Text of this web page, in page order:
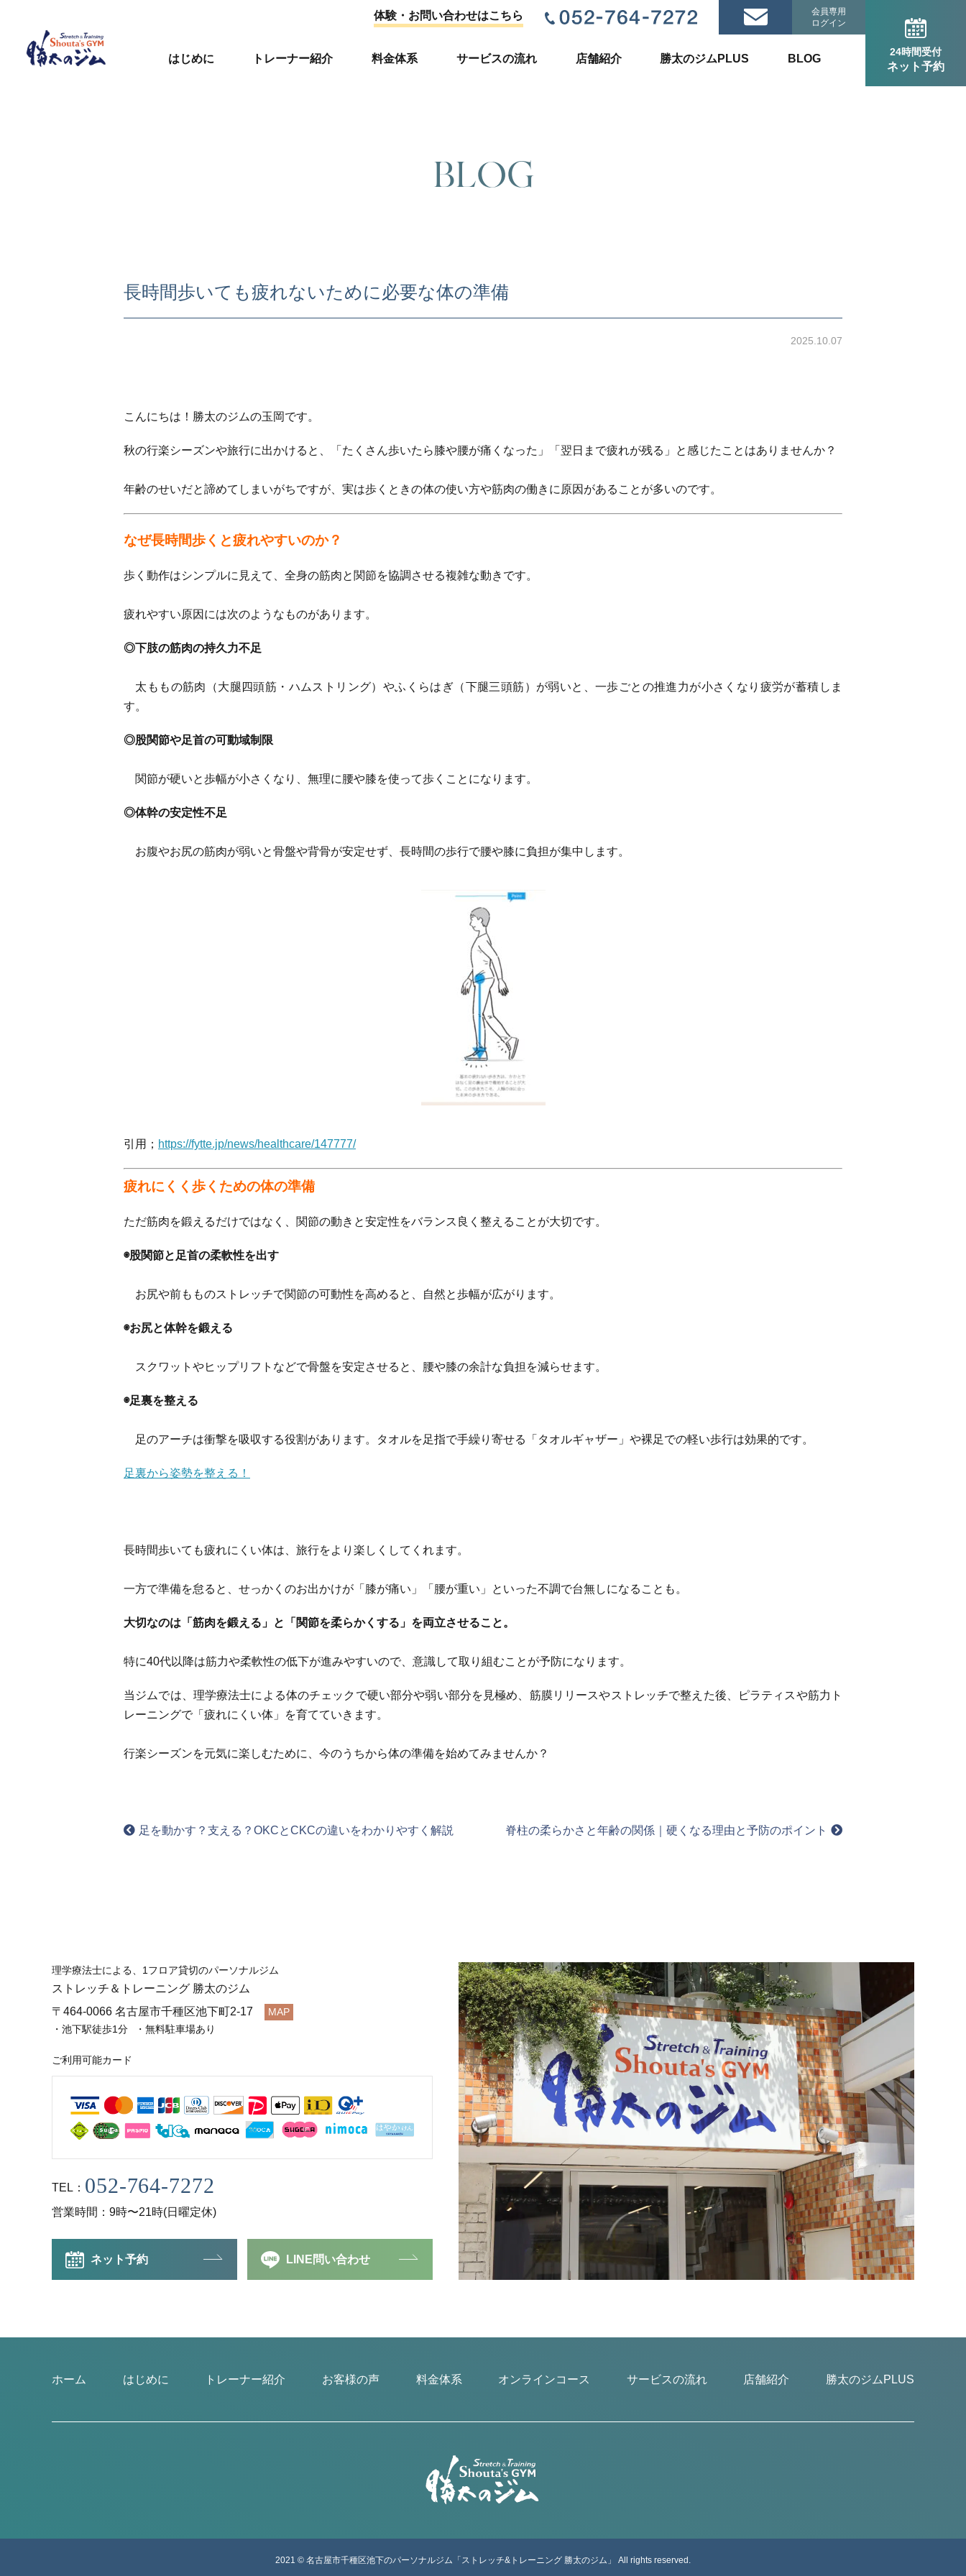
はじめに トレーナー紹介 料金体系 サービスの流れ 店舗紹介 勝太のジムPLUS BLOG
体験・お問い合わせはこちら
会員専用
ログイン
24時間受付
ネット予約
BLOG
長時間歩いても疲れないために必要な体の準備
2025.10.07
こんにちは！勝太のジムの玉岡です。
秋の行楽シーズンや旅行に出かけると、「たくさん歩いたら膝や腰が痛くなった」「翌日まで疲れが残る」と感じたことはありませんか？
年齢のせいだと諦めてしまいがちですが、実は歩くときの体の使い方や筋肉の働きに原因があることが多いのです。
なぜ長時間歩くと疲れやすいのか？
歩く動作はシンプルに見えて、全身の筋肉と関節を協調させる複雑な動きです。
疲れやすい原因には次のようなものがあります。
◎下肢の筋肉の持久力不足
太ももの筋肉（大腿四頭筋・ハムストリング）やふくらはぎ（下腿三頭筋）が弱いと、一歩ごとの推進力が小さくなり疲労が蓄積しま
す。
◎股関節や足首の可動域制限
関節が硬いと歩幅が小さくなり、無理に腰や膝を使って歩くことになります。
◎体幹の安定性不足
お腹やお尻の筋肉が弱いと骨盤や背骨が安定せず、長時間の歩行で腰や膝に負担が集中します。
引用； https://fytte.jp/news/healthcare/147777/
疲れにくく歩くための体の準備
ただ筋肉を鍛えるだけではなく、関節の動きと安定性をバランス良く整えることが大切です。
◉股関節と足首の柔軟性を出す
お尻や前もものストレッチで関節の可動性を高めると、自然と歩幅が広がります。
◉お尻と体幹を鍛える
スクワットやヒップリフトなどで骨盤を安定させると、腰や膝の余計な負担を減らせます。
◉足裏を整える
足のアーチは衝撃を吸収する役割があります。タオルを足指で手繰り寄せる「タオルギャザー」や裸足での軽い歩行は効果的です。
足裏から姿勢を整える！
長時間歩いても疲れにくい体は、旅行をより楽しくしてくれます。
一方で準備を怠ると、せっかくのお出かけが「膝が痛い」「腰が重い」といった不調で台無しになることも。
大切なのは「筋肉を鍛える」と「関節を柔らかくする」を両立させること。
特に40代以降は筋力や柔軟性の低下が進みやすいので、意識して取り組むことが予防になります。
当ジムでは、理学療法士による体のチェックで硬い部分や弱い部分を見極め、筋膜リリースやストレッチで整えた後、ピラティスや筋力ト
レーニングで「疲れにくい体」を育てていきます。
行楽シーズンを元気に楽しむために、今のうちから体の準備を始めてみませんか？
足を動かす？支える？OKCとCKCの違いをわかりやすく解説 脊柱の柔らかさと年齢の関係｜硬くなる理由と予防のポイント
理学療法士による、1フロア貸切のパーソナルジム
ストレッチ＆トレーニング 勝太のジム
〒464-0066 名古屋市千種区池下町2-17
MAP
池下駅徒歩1分
無料駐車場あり
ご利用可能カード
TEL
営業時間
9時〜21時(日曜定休)
ネット予約 LINE問い合わせ
ホーム はじめに トレーナー紹介 お客様の声 料金体系 オンラインコース サービスの流れ 店舗紹介 勝太のジムPLUS
2021 © 名古屋市千種区池下のパーソナルジム 「ストレッチ&トレーニング 勝太のジム」 All rights reserved.